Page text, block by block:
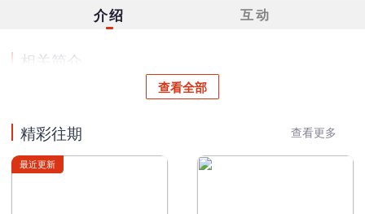
介绍 互动
查看全部
相关简介
精彩往期 查看更多
最近更新